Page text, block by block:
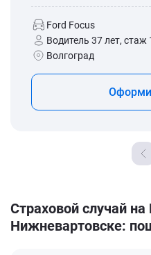
Ford Focus
Водитель 37 лет, стаж
Волгоград
Страховой случай на
Нижневартовске: